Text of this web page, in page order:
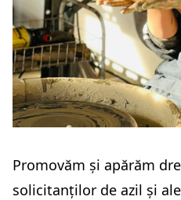
Promovăm și apărăm
solicitanților de azil și